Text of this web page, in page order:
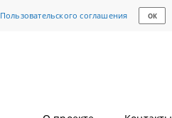
Пользовательского соглашения ОК